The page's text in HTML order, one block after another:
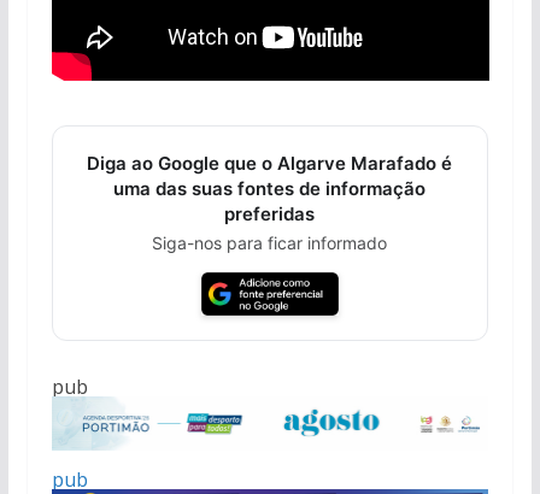
Diga ao Google que o Algarve Marafado é
uma das suas fontes de informação
preferidas
Siga-nos para ficar informado
pub
pub